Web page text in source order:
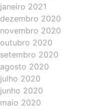
janeiro 2021
dezembro 2020
novembro 2020
outubro 2020
setembro 2020
agosto 2020
julho 2020
junho 2020
maio 2020